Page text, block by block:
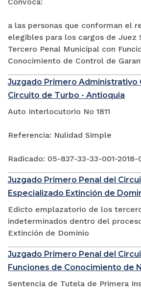
a las personas que conforman el
elegibles para los cargos de Juez
Tercero Penal Municipal con
Conocimiento de Control de
Juzgado Primero Administrativo
Circuito de Turbo - Antioquia
Auto Interlocutorio No 1811
Referencia: Nulidad Simple
Radicado: 05-837-33-33-001-
Juzgado Primero Penal del
Especializado Extinción de
Edicto emplazatorio de los
indeterminados dentro del
Extinción de Dominio
Juzgado Primero Penal del
Funciones de Conocimiento de
Sentencia de Tutela de Primera